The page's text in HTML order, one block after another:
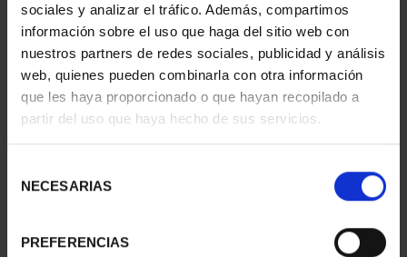
sociales y analizar el tráfico. Además, compartimos
información sobre el uso que haga del sitio web con
nuestros partners de redes sociales, publicidad y análisis
web, quienes pueden combinarla con otra información
que les haya proporcionado o que hayan recopilado a
partir del uso que haya hecho de sus servicios.
NECESARIAS
PREFERENCIAS
73,00 €